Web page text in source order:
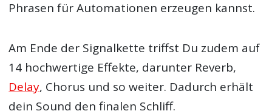
Phrasen für Automationen erzeugen kannst.
Am Ende der Signalkette triffst Du zudem auf
14 hochwertige Effekte, darunter Reverb,
Delay, Chorus und so weiter. Dadurch erhält
dein Sound den finalen Schliff.